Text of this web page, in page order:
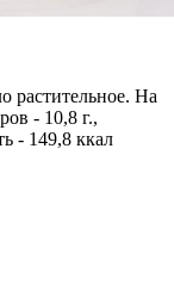
растительное. На
- 10,8 г.,
- 149,8 ккал